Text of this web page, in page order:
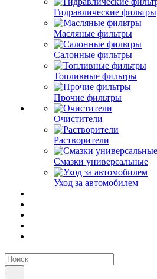
Гидравлические фильтры
Масляные фильтры
Салонные фильтры
Топливные фильтры
Прочие фильтры
Очистители
Растворители
Смазки универсальные
Уход за автомобилем